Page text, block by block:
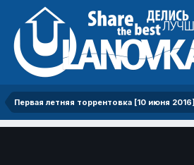
Первая летняя торрентовка [10 июня 2016]